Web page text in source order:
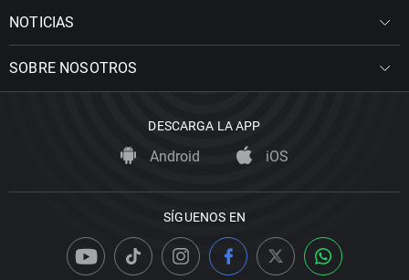
NOTICIAS
SOBRE NOSOTROS
DESCARGA LA APP
Android iOS
SÍGUENOS EN